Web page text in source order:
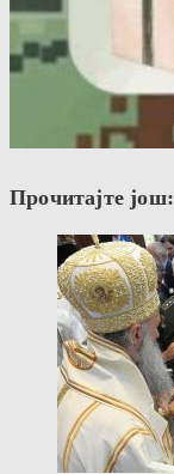
Прочитајте још: